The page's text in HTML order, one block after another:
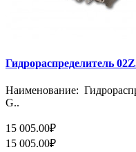
Гидрораспределитель
Наименование:
G..
15 005.00₽
15 005.00₽